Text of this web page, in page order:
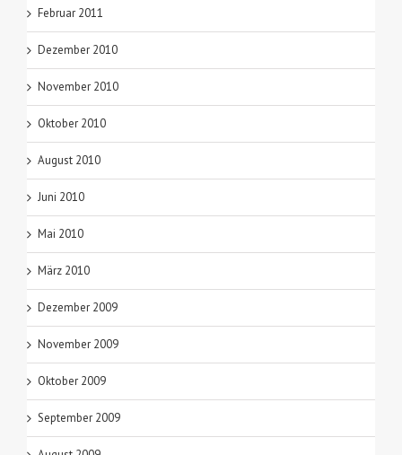
Februar 2011
Dezember 2010
November 2010
Oktober 2010
August 2010
Juni 2010
Mai 2010
März 2010
Dezember 2009
November 2009
Oktober 2009
September 2009